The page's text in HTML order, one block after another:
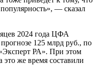
— сказал
2024 года ЦФА
125 млрд руб., по
РА». При этом
же время составили